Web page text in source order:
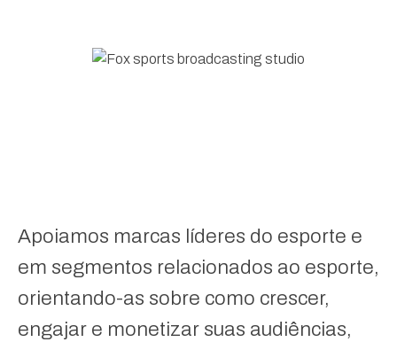
Apoiamos marcas líderes do esporte e
em segmentos relacionados ao esporte,
orientando-as sobre como crescer,
engajar e monetizar suas audiências,